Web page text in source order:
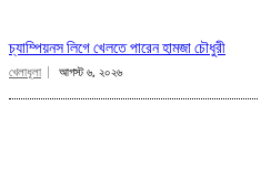
চ্যাম্পিয়নস লিগে খেলতে পারেন হামজা চৌধুরী
খেলাধূলা আগস্ট ৬, ২০২৬